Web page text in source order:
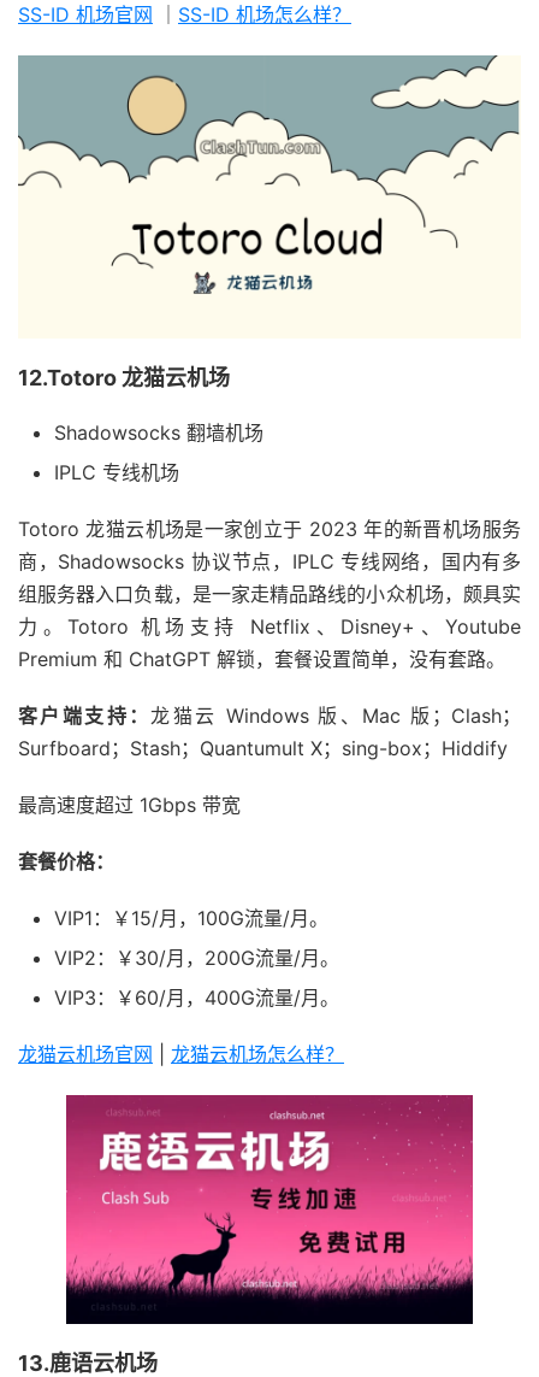
SS-ID 机场官网 SS-ID 机场怎么样？
12.Totoro 龙猫云机场
Shadowsocks 翻墙机场
IPLC 专线机场
Totoro 龙猫云机场是一家创立于 2023 年的新晋机场服务
商，Shadowsocks 协议节点，IPLC 专线网络，国内有多
组服务器入口负载，是一家走精品路线的小众机场，颇具实
力。Totoro 机场支持 Netflix、Disney+、Youtube
Premium 和 ChatGPT 解锁，套餐设置简单，没有套路。
客户端支持：龙猫云 Windows 版、Mac 版；Clash；
Surfboard；Stash；Quantumult X；sing-box；Hiddify
最高速度超过 1Gbps 带宽
套餐价格：
VIP1：￥15/月，100G流量/月。
VIP2：￥30/月，200G流量/月。
VIP3：￥60/月，400G流量/月。
龙猫云机场官网 龙猫云机场怎么样？
13.鹿语云机场